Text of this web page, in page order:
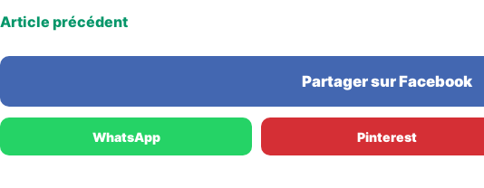
Article précédent
Partager sur Facebook
WhatsApp Pinterest